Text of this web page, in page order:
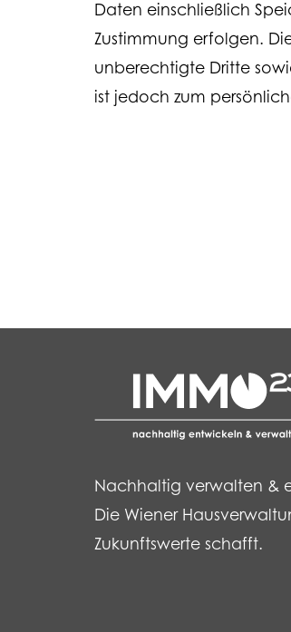
Daten einschließlich
Zustimmung erfolgen.
unberechtigte Dritte
ist jedoch zum
Nachhaltig verwalten &
Die Wiener
Zukunftswerte schafft.